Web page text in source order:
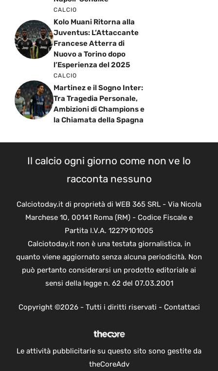
CALCIO
Kolo Muani Ritorna alla
Juventus: L’Attaccante
Francese Atterra di
Nuovo a Torino dopo
l’Esperienza del 2025
CALCIO
Martinez e il Sogno Inter:
Tra Tragedia Personale,
Ambizioni di Champions e
la Chiamata della Spagna
Il calcio ogni giorno come non ve lo
racconta nessuno
Calciotoday.it di proprietà di WEB 365 SRL - Via Nicola
Marchese 10, 00141 Roma (RM) - Codice Fiscale e
Partita I.V.A. 12279101005
Calciotoday.it non è una testata giornalistica, in
quanto viene aggiornato senza alcuna periodicità. Non
può pertanto considerarsi un prodotto editoriale ai
sensi della legge n. 62 del 07.03.2001
Copyright ©2026 - Tutti i diritti riservati - Contattaci
Le attività pubblicitarie su questo sito sono gestite da
theCoreAdv